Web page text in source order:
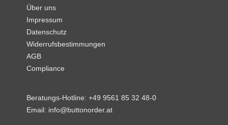
Über uns
Impressum
Datenschutz
Widerrufsbestimmungen
AGB
Compliance
Beratungs-Hotline:+49 9561 85 32 48-0
Email: info@buttonorder.at